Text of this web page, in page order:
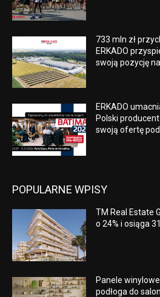
733 mln zł
ERKADO
swoją pozycję
ERKADO
Polski
swoją ofertę
POPULARNE WPISY
TM Real Estate
o 24% i osiąga
Panele
podłoga do